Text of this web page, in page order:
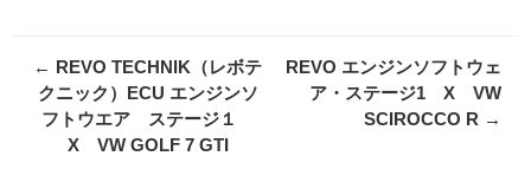
Post
navigation
← REVO TECHNIK（レボテ
クニック）ECU エンジンソ
フトウエア ステージ１
X VW GOLF 7 GTI
REVO エンジンソフトウェ
ア・ステージ1 X VW
SCIROCCO R →